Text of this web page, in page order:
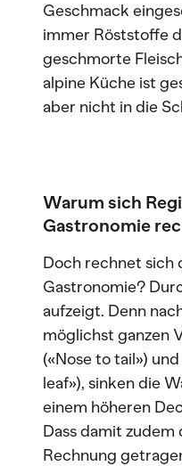
Geschmack
immer Röststoffe
geschmorte
alpine Küche ist
aber nicht in die
Warum sich
Gastronomie
Doch rechnet sich
Gastronomie?
aufzeigt. Denn
möglichst ganzen
(«Nose to tail»)
leaf»), sinken die
einem höheren
Dass damit
Rechnung